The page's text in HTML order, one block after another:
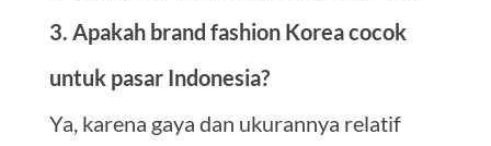
3. Apakah brand fashion Korea cocok
untuk pasar Indonesia?
Ya, karena gaya dan ukurannya relatif